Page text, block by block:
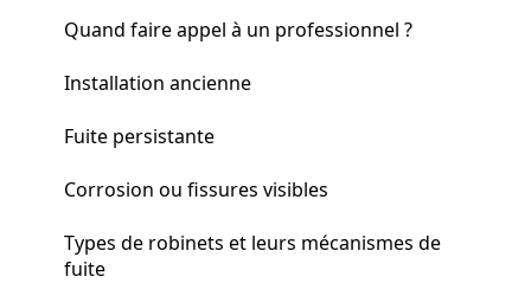
Quand faire appel à un professionnel ?
Installation ancienne
Fuite persistante
Corrosion ou fissures visibles
Types de robinets et leurs mécanismes de
fuite